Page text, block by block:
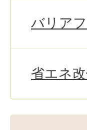
バリア
省エネ